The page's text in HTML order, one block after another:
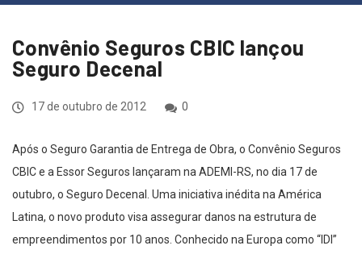
Convênio Seguros CBIC lançou
Seguro Decenal
17 de outubro de 2012 0
Após o Seguro Garantia de Entrega de Obra, o Convênio Seguros
CBIC e a Essor Seguros lançaram na ADEMI-RS, no dia 17 de
outubro, o Seguro Decenal. Uma iniciativa inédita na América
Latina, o novo produto visa assegurar danos na estrutura de
empreendimentos por 10 anos. Conhecido na Europa como “IDI”